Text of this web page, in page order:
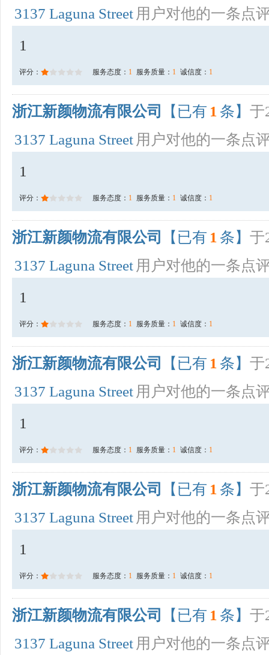
3137 Laguna Street 用户对他的一条点
1
评分： 服务态度： 1 服务质量： 1 诚信度： 1
浙江新颜物流有限公司 【已有 1 条】 于
3137 Laguna Street 用户对他的一条点
1
评分： 服务态度： 1 服务质量： 1 诚信度： 1
浙江新颜物流有限公司 【已有 1 条】 于
3137 Laguna Street 用户对他的一条点
1
评分： 服务态度： 1 服务质量： 1 诚信度： 1
浙江新颜物流有限公司 【已有 1 条】 于
3137 Laguna Street 用户对他的一条点
1
评分： 服务态度： 1 服务质量： 1 诚信度： 1
浙江新颜物流有限公司 【已有 1 条】 于
3137 Laguna Street 用户对他的一条点
1
评分： 服务态度： 1 服务质量： 1 诚信度： 1
浙江新颜物流有限公司 【已有 1 条】 于
3137 Laguna Street 用户对他的一条点